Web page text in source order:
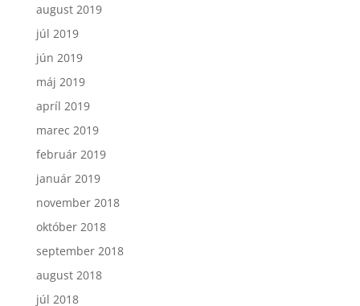
august 2019
júl 2019
jún 2019
máj 2019
apríl 2019
marec 2019
február 2019
január 2019
november 2018
október 2018
september 2018
august 2018
júl 2018